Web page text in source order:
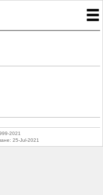

2021
25-Jul-2021